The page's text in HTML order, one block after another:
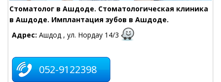
Стоматолог в Ашдоде. Стоматологическая клиника
в Ашдоде. Имплантация зубов в Ашдоде.
Адрес: Ашдод , ул. Нордау 14/3
052-9122398